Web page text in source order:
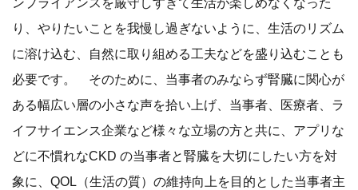
り、やりたいことを我慢し過ぎないように、生活のリズム
に溶け込む、自然に取り組める工夫などを盛り込むことも
必要です。 そのために、当事者のみならず腎臓に関心が
ある幅広い層の小さな声を拾い上げ、当事者、医療者、ラ
イフサイエンス企業など様々な立場の方と共に、アプリな
どに不慣れなCKD の当事者と腎臓を大切にしたい方を対
象に、QOL（生活の質）の維持向上を目的とした当事者主